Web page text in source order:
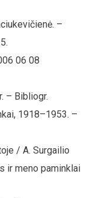
–
06 08
– Bibliogr.
1918–1953. –
/ A. Surgailio
ir meno paminklai